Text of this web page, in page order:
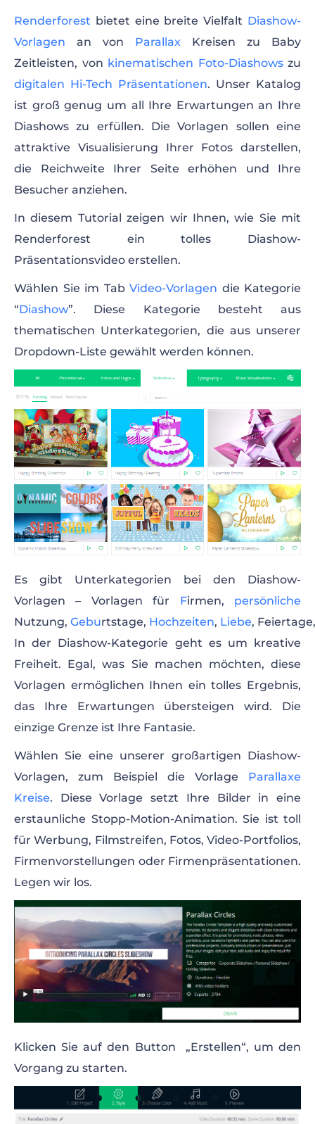
Renderforest bietet eine breite Vielfalt Diashow-
Vorlagen an von Parallax Kreisen zu Baby
Zeitleisten, von kinematischen Foto-Diashowszu
digitalen Hi-Tech Präsentationen. Unser Katalog
ist groß genug um all Ihre Erwartungen an Ihre
Diashows zu erfüllen. Die Vorlagen sollen eine
attraktive Visualisierung Ihrer Fotos darstellen,
die Reichweite Ihrer Seite erhöhen und Ihre
Besucher anziehen.
In diesem Tutorial zeigen wir Ihnen, wie Sie mit
Renderforest ein tolles Diashow-
Präsentationsvideo erstellen.
Wählen Sie im Tab Video-Vorlagen die Kategorie
“Diashow”. Diese Kategorie besteht aus
thematischen Unterkategorien, die aus unserer
Dropdown-Liste gewählt werden können.
Es gibt Unterkategorien bei den Diashow-
Vorlagen – Vorlagen für Firmen, persönliche
Nutzung, Geburtstage, Hochzeiten, Liebe,
In der Diashow-Kategorie geht es um kreative
Freiheit. Egal, was Sie machen möchten, diese
Vorlagen ermöglichen Ihnen ein tolles Ergebnis,
das Ihre Erwartungen übersteigen wird. Die
einzige Grenze ist Ihre Fantasie.
Wählen Sie eine unserer großartigen Diashow-
Vorlagen, zum Beispiel die Vorlage Parallaxe
Kreise. Diese Vorlage setzt Ihre Bilder in eine
erstaunliche Stopp-Motion-Animation. Sie ist toll
für Werbung, Filmstreifen, Fotos, Video-Portfolios,
Firmenvorstellungen oder Firmenpräsentationen.
Legen wir los.
Klicken Sie auf den Button „Erstellen“, um den
Vorgang zu starten.